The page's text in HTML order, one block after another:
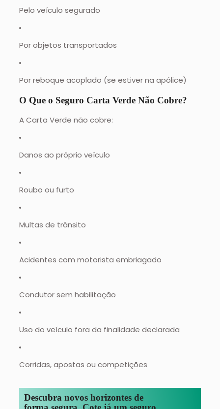
Pelo veículo segurado
Por objetos transportados
Por reboque acoplado (se estiver na apólice)
O Que o Seguro Carta Verde Não Cobre?
A Carta Verde não cobre:
Danos ao próprio veículo
Roubo ou furto
Multas de trânsito
Acidentes com motorista embriagado
Condutor sem habilitação
Uso do veículo fora da finalidade declarada
Corridas, apostas ou competições
Descubra novos horizontes de